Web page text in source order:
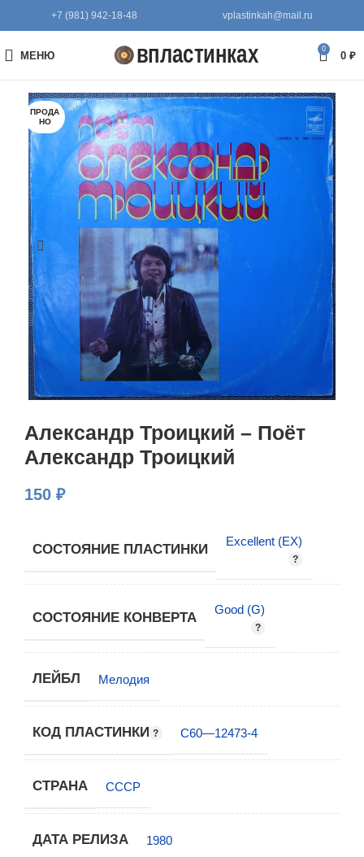
+7 (981) 942-18-48 vplastinkah@mail.ru
МЕНЮ
0
0 ₽
ПРОДА
НО
Александр Троицкий – Поёт
Александр Троицкий
150 ₽
СОСТОЯНИЕ ПЛАСТИНКИ
Excellent (EX)
СОСТОЯНИЕ КОНВЕРТА
Good (G)
ЛЕЙБЛ Мелодия
КОД ПЛАСТИНКИ С60—12473-4
СТРАНА СССР
ДАТА РЕЛИЗА 1980